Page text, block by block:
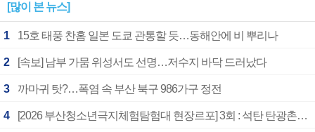
[많이 본 뉴스]
1 15호 태풍 찬홈 일본 도쿄 관통할 듯…동해안에 비 뿌리나
2 [속보] 남부 가뭄 위성서도 선명…저수지 바닥 드러났다
3 까마귀 탓?…폭염 속 부산 북구 986가구 정전
4 [2026 부산청소년극지체험탐험대 현장르포] 3회 : 석탄 탄광촌에서 북극 연구의 중심지로